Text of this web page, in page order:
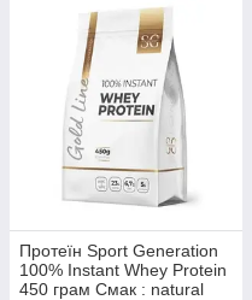
Протеїн Sport Generation
100% Instant Whey Protein
450 грам Смак : natural